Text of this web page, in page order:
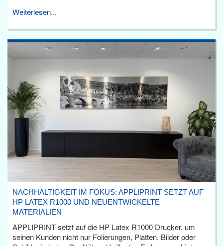
Weiterlesen...
NACHHALTIGKEIT IM FOKUS: APPLIPRINT SETZT AUF
HP LATEX R1000 UND NEUENTWICKELTE
MATERIALIEN
APPLIPRINT setzt auf die HP Latex R1000 Drucker, um
seinen Kunden nicht nur Folierungen, Platten, Bilder oder